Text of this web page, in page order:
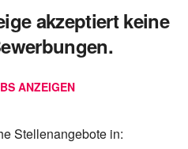
akzeptiert keine
ANZEIGEN
Stellenangebote in: